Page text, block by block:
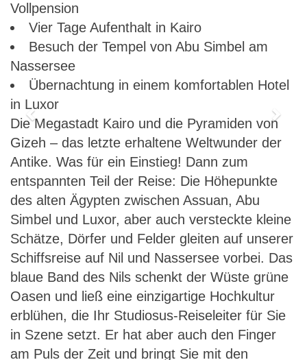
Vollpension
Vier Tage Aufenthalt in Kairo
Besuch der Tempel von Abu Simbel am
Nassersee
Übernachtung in einem komfortablen Hotel
in Luxor
Previous
Next
Die Megastadt Kairo und die Pyramiden von
Gizeh – das letzte erhaltene Weltwunder der
Antike. Was für ein Einstieg! Dann zum
entspannten Teil der Reise: Die Höhepunkte
des alten Ägypten zwischen Assuan, Abu
Simbel und Luxor, aber auch versteckte kleine
Schätze, Dörfer und Felder gleiten auf unserer
Schiffsreise auf Nil und Nassersee vorbei. Das
blaue Band des Nils schenkt der Wüste grüne
Oasen und ließ eine einzigartige Hochkultur
erblühen, die Ihr Studiosus-Reiseleiter für Sie
in Szene setzt. Er hat aber auch den Finger
am Puls der Zeit und bringt Sie mit den